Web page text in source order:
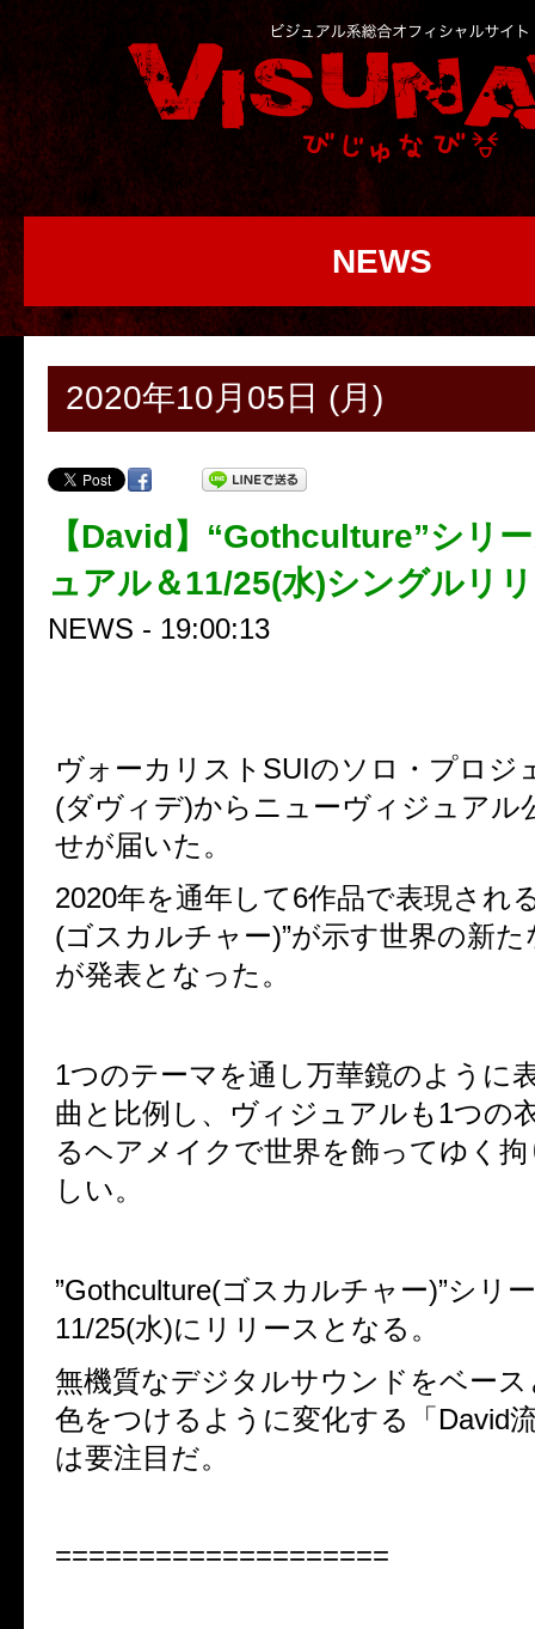
NEWS
2020年10月05日 (月)
【David】“Gothculture”シリ
ュアル＆11/25(水)シングルリ
NEWS - 19:00:13
ヴォーカリストSUIのソロ・プロジ
(ダヴィデ)からニューヴィジュアル
せが届いた。
2020年を通年して6作品で表現され
(ゴスカルチャー)”が示す世界の新た
が発表となった。
1つのテーマを通し万華鏡のように
曲と比例し、 ヴィジュアルも1つの
るヘアメイクで世界を飾ってゆく
しい。
”Gothculture(ゴスカルチャー)”シリ
11/25(水)にリリースとなる。
無機質なデジタルサウンドをベー
色をつけるように変化する「David
は要注目だ。
====================